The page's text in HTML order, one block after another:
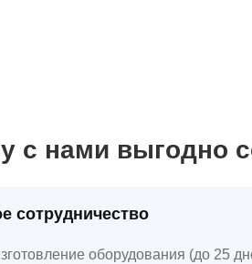
с нами выгодно
сотрудничество
оборудования (до 25